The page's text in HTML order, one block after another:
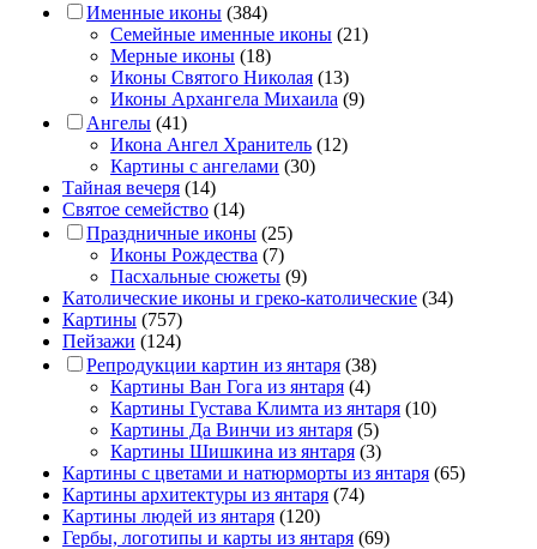
Именные иконы (384)
Семейные именные иконы (21)
Мерные иконы (18)
Иконы Святого Николая (13)
Иконы Архангела Михаила (9)
Ангелы (41)
Икона Ангел Хранитель (12)
Картины с ангелами (30)
Тайная вечеря (14)
Святое семейство (14)
Праздничные иконы (25)
Иконы Рождества (7)
Пасхальные сюжеты (9)
Католические иконы и греко-католические (34)
Картины (757)
Пейзажи (124)
Репродукции картин из янтаря (38)
Картины Ван Гога из янтаря (4)
Картины Густава Климта из янтаря (10)
Картины Да Винчи из янтаря (5)
Картины Шишкина из янтаря (3)
Картины с цветами и натюрморты из янтаря (65)
Картины архитектуры из янтаря (74)
Картины людей из янтаря (120)
Гербы, логотипы и карты из янтаря (69)